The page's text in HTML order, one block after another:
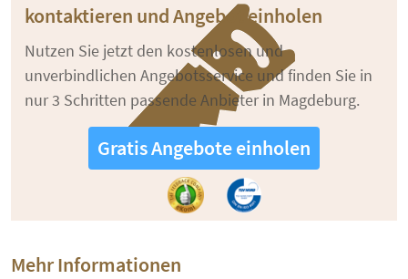
kontaktieren und Angebot einholen
Nutzen Sie jetzt den kostenlosen und
unverbindlichen Angebotsservice und finden Sie in
nur 3 Schritten passende Anbieter in Magdeburg.
Gratis Angebote einholen
Mehr Informationen